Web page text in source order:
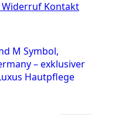
Widerruf Kontakt